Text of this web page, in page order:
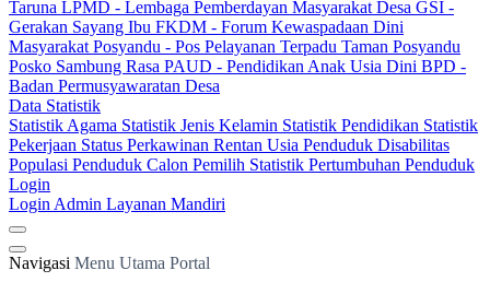
Taruna LPMD - Lembaga Pemberdayan Masyarakat Desa GSI -
Gerakan Sayang Ibu FKDM - Forum Kewaspadaan Dini
Masyarakat Posyandu - Pos Pelayanan Terpadu Taman Posyandu
Posko Sambung Rasa PAUD - Pendidikan Anak Usia Dini BPD -
Badan Permusyawaratan Desa
Data Statistik
Statistik Agama Statistik Jenis Kelamin Statistik Pendidikan Statistik
Pekerjaan Status Perkawinan Rentan Usia Penduduk Disabilitas
Populasi Penduduk Calon Pemilih Statistik Pertumbuhan Penduduk
Login
Login Admin Layanan Mandiri
Navigasi Menu Utama Portal